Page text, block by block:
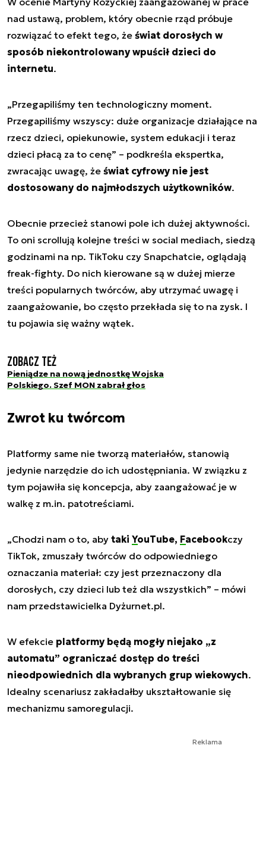
nad ustawą, problem, który obecnie rząd próbuje
rozwiązać to efekt tego, że świat dorosłych w
sposób niekontrolowany wpuścił dzieci do
internetu.
„Przegapiliśmy ten technologiczny moment.
Przegapiliśmy wszyscy: duże organizacje działające na
rzecz dzieci, opiekunowie, system edukacji i teraz
dzieci płacą za to cenę” – podkreśla ekspertka,
zwracając uwagę, że świat cyfrowy nie jest
dostosowany do najmłodszych użytkowników.
Obecnie przecież stanowi pole ich dużej aktywności.
To oni scrollują kolejne treści w social mediach, siedzą
godzinami na np. TikToku czy Snapchatcie, oglądają
freak-fighty. Do nich kierowane są w dużej mierze
treści popularnych twórców, aby utrzymać uwagę i
zaangażowanie, bo często przekłada się to na zysk. I
tu pojawia się ważny wątek.
Zobacz też
Pieniądze na nową jednostkę Wojska
Polskiego. Szef MON zabrał głos
Zwrot ku twórcom
Platformy same nie tworzą materiałów, stanowią
jedynie narzędzie do ich udostępniania. W związku z
tym pojawiła się koncepcja, aby zaangażować je w
walkę z m.in. patotreściami.
„Chodzi nam o to, aby taki YouTube, Facebookczy
TikTok, zmuszały twórców do odpowiedniego
oznaczania materiał: czy jest przeznaczony dla
dorosłych, czy dzieci lub też dla wszystkich” – mówi
nam przedstawicielka Dyżurnet.pl.
W efekcie platformy będą mogły niejako „z
automatu” ograniczać dostęp do treści
nieodpowiednich dla wybranych grup wiekowych.
Idealny scenariusz zakładałby ukształtowanie się
mechanizmu samoregulacji.
Reklama